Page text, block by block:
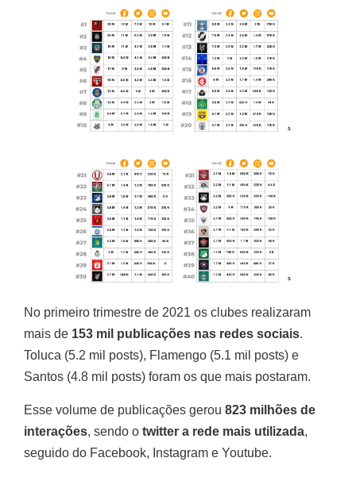
No primeiro trimestre de 2021 os clubes realizaram
mais de 153 mil publicações nas redes sociais.
Toluca (5.2 mil posts), Flamengo (5.1 mil posts) e
Santos (4.8 mil posts) foram os que mais postaram.
Esse volume de publicações gerou 823 milhões de
interações, sendo o twitter a rede mais utilizada,
seguido do Facebook, Instagram e Youtube.